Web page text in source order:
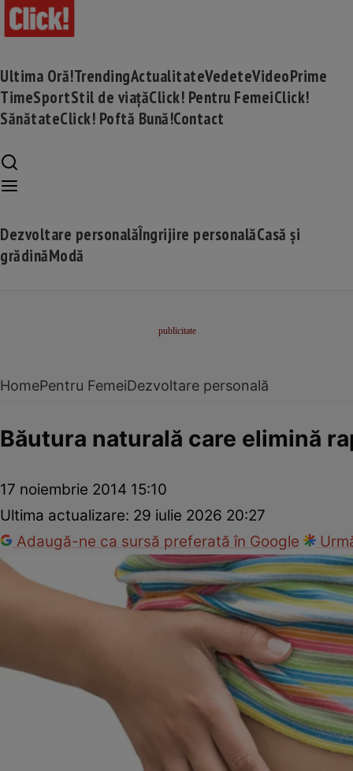
Ultima Oră!TrendingActualitateVedeteVideoPrime
TimeSportStil de viațăClick! Pentru FemeiClick!
SănătateClick! Poftă Bună!Contact
Dezvoltare personalăÎngrijire personalăCasă și
grădinăModă
HomePentru FemeiDezvoltare personală
Băutura naturală care elimină
17 noiembrie 2014 15:10
Ultima actualizare: 29 iulie 2026 20:27
Adaugă-ne ca sursă preferată în Google